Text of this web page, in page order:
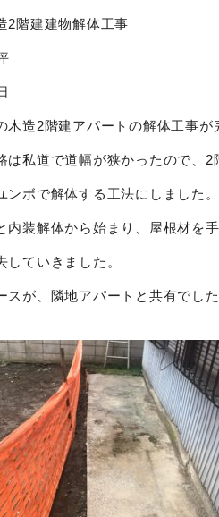
2階建建物解体工事
木造2階建アパートの解体工事が
は私道で道幅が狭かったので、
ンボで解体する工法にしました。
内装解体から始まり、屋根材を
していきました。
スが、隣地アパートと共有でし